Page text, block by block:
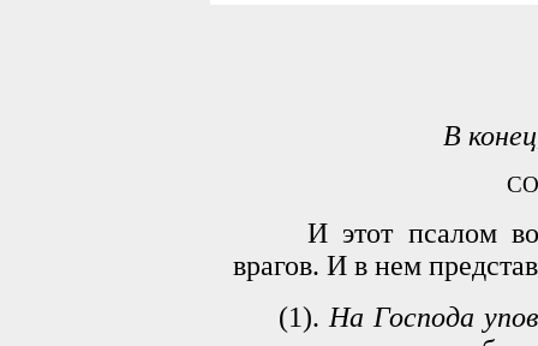
В
И этот псалом
врагов. И в нем
(1). На Господа